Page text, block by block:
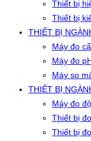
Thiết bị
Thiết bị
THIẾT BỊ
Máy đo
Máy đo
Máy so
THIẾT BỊ
Máy đo
Thiết bị
Thiết bị